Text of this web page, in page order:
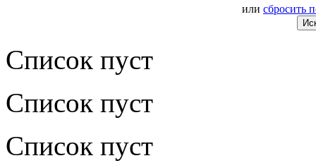
или сбросить
Список пуст
Список пуст
Список пуст